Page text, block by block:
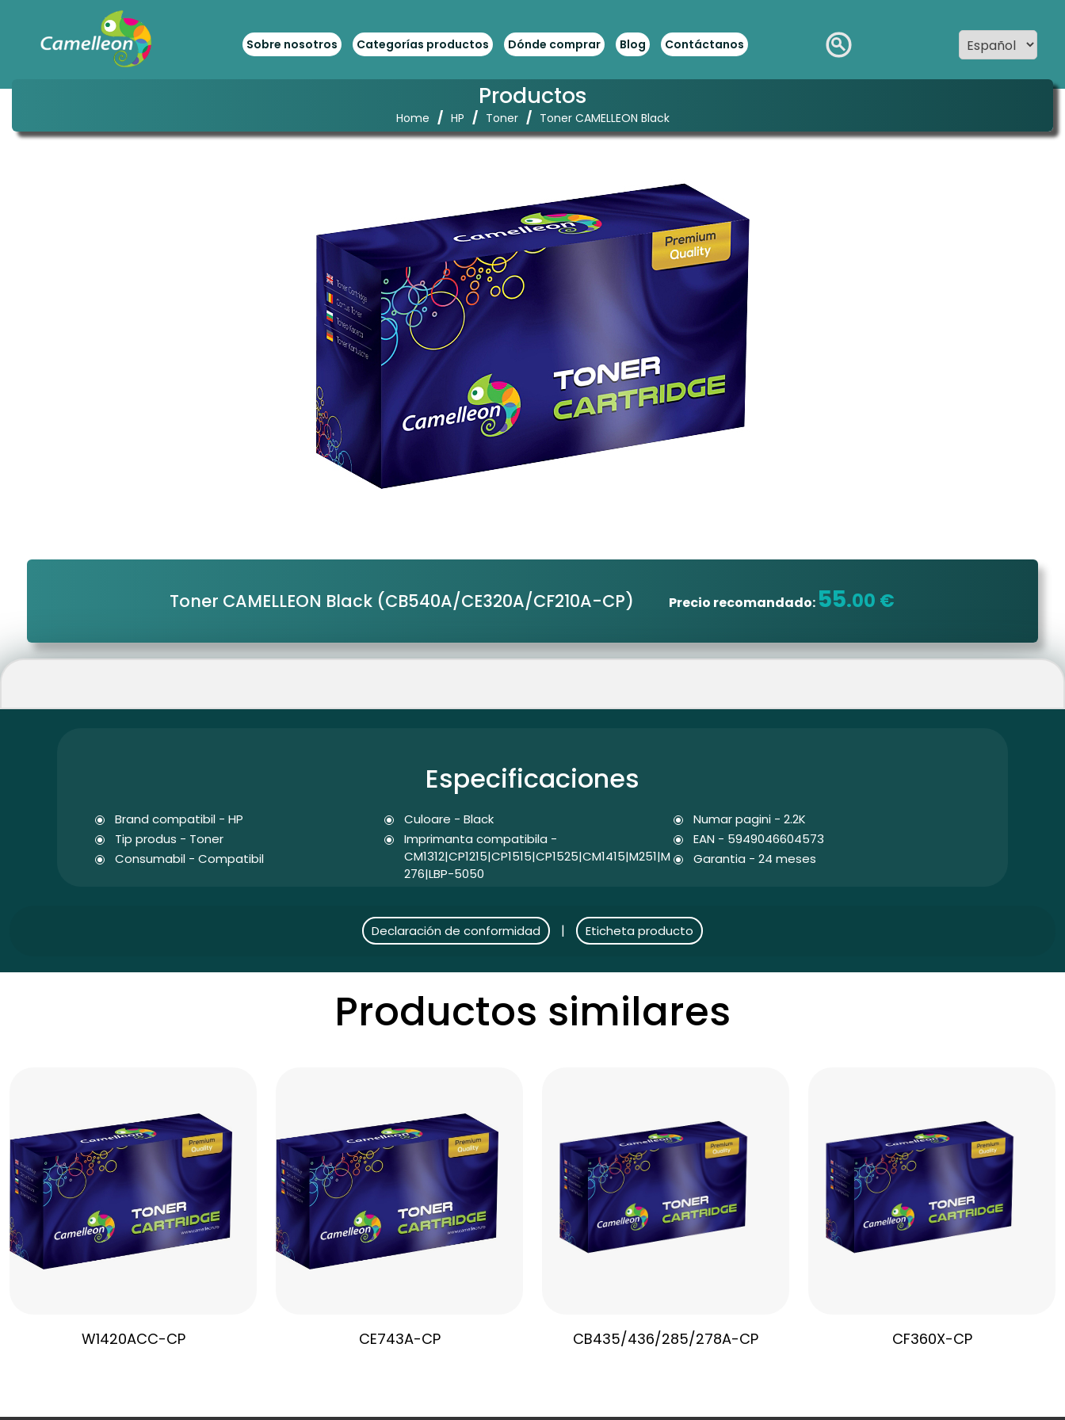
Sobre nosotros Categorías productos Dónde comprar Blog Contáctanos
Productos
Home / HP / Toner / Toner CAMELLEON Black
Toner CAMELLEON Black (CB540A/CE320A/CF210A-CP) Precio recomandado: 55.00 €
Especificaciones
Brand compatibil - HP
Tip produs - Toner
Consumabil - Compatibil
Culoare - Black
Imprimanta compatibila -
CM1312|CP1215|CP1515|CP1525|CM1415|M251|M
276|LBP-5050
Numar pagini - 2.2K
EAN - 5949046604573
Garantia - 24 meses
Declaración de conformidad | Eticheta producto
Productos similares
W1420ACC-CP CE743A-CP CB435/436/285/278A-CP CF360X-CP